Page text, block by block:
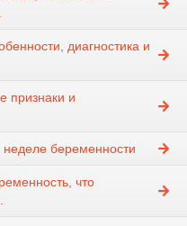
диагностика и
признаки и
беременности
что